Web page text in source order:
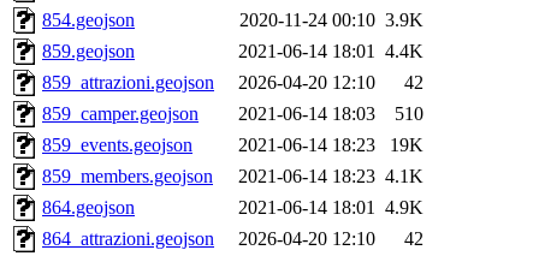
854.geojson
2020-11-24 00:10 3.9K
859.geojson
2021-06-14 18:01 4.4K
859_attrazioni.geojson
2026-04-20 12:10
42
859_camper.geojson
2021-06-14 18:03
510
859_events.geojson
2021-06-14 18:23
19K
859_members.geojson
2021-06-14 18:23 4.1K
864.geojson
2021-06-14 18:01 4.9K
864_attrazioni.geojson
2026-04-20 12:10
42